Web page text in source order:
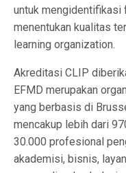
untuk mengidentifikasi
menentukan kualitas
learning organization.
Akreditasi CLIP
EFMD merupakan
yang berbasis di
mencakup lebih dari
30.000 profesional
akademisi, bisnis,